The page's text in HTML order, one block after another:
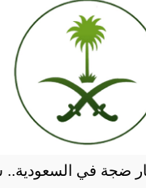
ضجة في السعودية..